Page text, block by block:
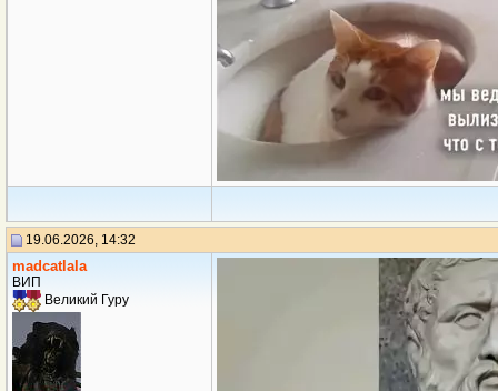
19.06.2026, 14:32
madcatlala
ВИП
Великий Гуру